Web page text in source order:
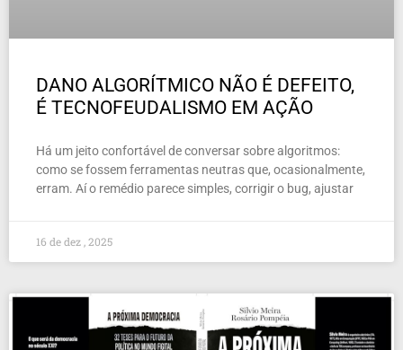
DANO ALGORÍTMICO NÃO É DEFEITO,
É TECNOFEUDALISMO EM AÇÃO
Há um jeito confortável de conversar sobre algoritmos:
como se fossem ferramentas neutras que, ocasionalmente,
erram. Aí o remédio parece simples, corrigir o bug, ajustar
16 de dez , 2025